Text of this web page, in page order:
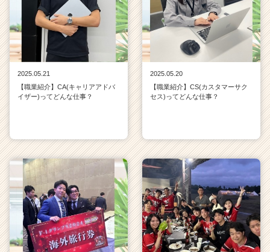
2025.05.21
【職業紹介】CA(キャリアアドバ
イザー)ってどんな仕事？
2025.05.20
【職業紹介】CS(カスタマーサク
セス)ってどんな仕事？